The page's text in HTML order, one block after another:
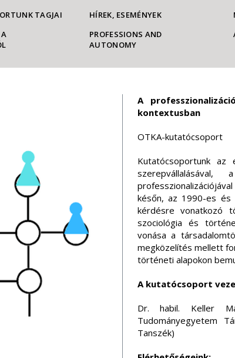
TAGJAI HÍREK, ESEMÉNYEK
PROFESSIONS AND
AUTONOMY
A
kontextusban
OTKA-kutatócsoport
Kutatócsoportunk az
későn, az 1990-es és
kérdésre vonatkozó
szociológia és
vonása a
megközelítés mellett
történeti alapokon
A kutatócsoport
Dr. habil. Keller
Tudományegyetem
Tanszék)